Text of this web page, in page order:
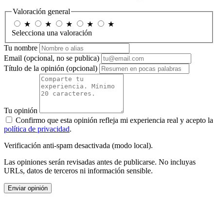
Valoración general
★
★ ★ ★
★
Selecciona una valoración
Tu nombre
Email (opcional, no se publica)
Título de la opinión (opcional)
Tu opinión
Confirmo que esta opinión refleja mi experiencia real y acepto la
política de privacidad.
Verificación anti-spam desactivada (modo local).
Las opiniones serán revisadas antes de publicarse. No incluyas
URLs, datos de terceros ni información sensible.
Enviar opinión